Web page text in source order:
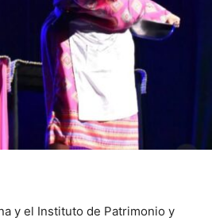
y el Instituto de Patrimonio y